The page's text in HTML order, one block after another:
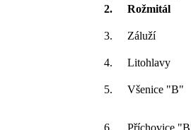
2.
Rožmitál
3. Záluží
4. Litohlavy
5. Všenice "B"
6. Příchovice